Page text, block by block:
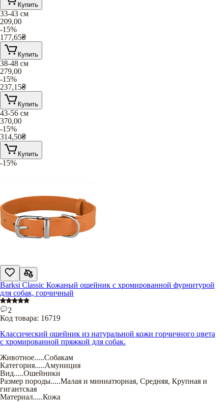
Купить
33-43 см
209,00
-15%
177,65₴
Купить
38-48 см
279,00
-15%
237,15₴
Купить
43-56 см
370,00
-15%
314,50₴
Купить
-15%
Barksi Classic Кожаный ошейник с хромированной фурнитурой
для собак, горчичный
2
Код товара: 16719
Классический ошейник из натуральной кожи горчичного цвета
с хромированной пряжкой для собак.
Животное.....Собакам
Категория.....Амуниция
Вид.....Ошейники
Размер породы.....Малая и миниатюрная, Средняя, Крупная и
гигантская
Материал.....Кожа